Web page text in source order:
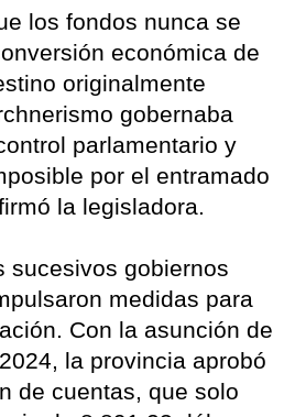
los fondos nunca se
económica de
originalmente
gobernaba
parlamentario y
por el entramado
la legisladora.
sucesivos gobiernos
medidas para
Con la asunción de
la provincia aprobó
de cuentas, que solo